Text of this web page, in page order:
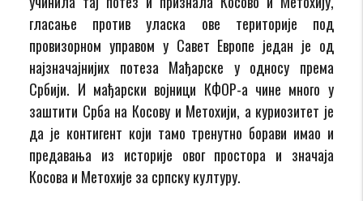
гласање против уласка ове територије под
провизорном управом у Савет Европе један је од
најзначајнијих потеза Мађарске у односу према
Србији. И мађарски војници КФОР-а чине много у
заштити Срба на Косову и Метохији, а куриозитет је
да је контигент који тамо тренутно борави имао и
предавања из историје овог простора и значаја
Косова и Метохије за српску културу.